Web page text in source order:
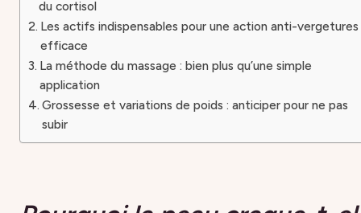
du cortisol
Les actifs indispensables pour une action anti-vergetures
efficace
La méthode du massage : bien plus qu’une simple
application
Grossesse et variations de poids : anticiper pour ne pas
subir